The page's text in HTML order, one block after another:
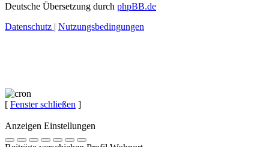
Deutsche Übersetzung durch phpBB.de
Datenschutz
Nutzungsbedingungen
[ Fenster schließen ]
Anzeigen Einstellungen